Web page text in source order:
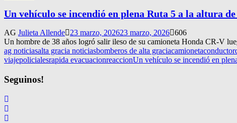
Un vehículo se incendió en plena Ruta 5 a la altura
AG Julieta Allende 23 marzo, 202623 marzo, 2026 606
Un hombre de 38 años logró salir ileso de su camioneta Honda CR-V
ag noticiasalta gracia noticiasbomberos de alta graciacamionetaconductor
viajepolicialesrapida evacuacionreaccionUn vehículo se incendió en
Seguinos!